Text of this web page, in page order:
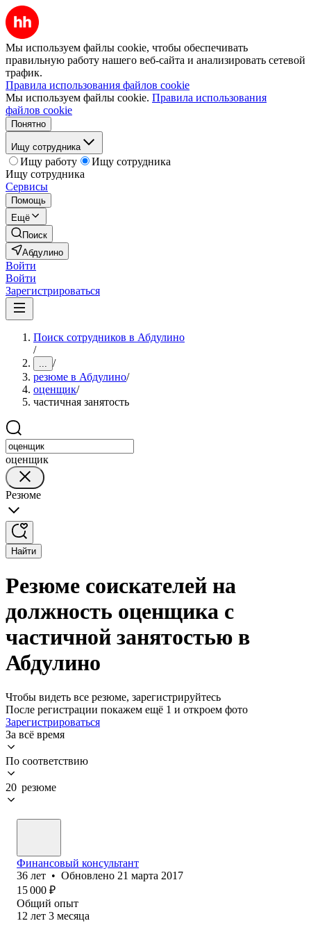
Мы используем файлы cookie, чтобы обеспечивать
правильную работу нашего веб-сайта и анализировать сетевой
трафик.
Правила использования файлов cookie
Мы используем файлы cookie. Правила использования
файлов cookie
Понятно
Ищу сотрудника
Ищу работу
Ищу сотрудника
Ищу сотрудника
Сервисы
Помощь
Ещё
Поиск
Абдулино
Войти
Войти
Зарегистрироваться
Поиск сотрудников в Абдулино
/
... /
резюме в Абдулино/
оценщик/
частичная занятость
оценщик
Резюме
Найти
Резюме соискателей на
должность оценщика с
частичной занятостью в
Абдулино
Чтобы видеть все резюме, зарегистрируйтесь
После регистрации покажем ещё 1 и откроем фото
Зарегистрироваться
За всё время
По соответствию
20 резюме
Финансовый консультант
36 лет • Обновлено 21 марта 2017
15 000 ₽
Общий опыт
12 лет 3 месяца